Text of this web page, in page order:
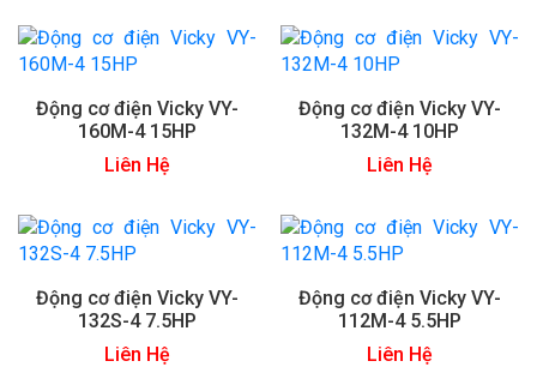
Động cơ điện Vicky VY-
160M-4 15HP
Liên Hệ
Động cơ điện Vicky VY-
132M-4 10HP
Liên Hệ
Động cơ điện Vicky VY-
132S-4 7.5HP
Liên Hệ
Động cơ điện Vicky VY-
112M-4 5.5HP
Liên Hệ